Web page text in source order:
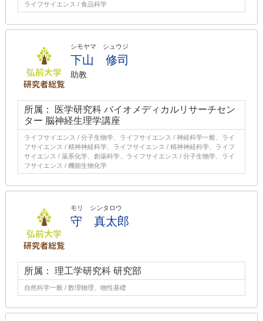
ライフサイエンス / 食品科学
シモヤマ シュウジ
下山 修司
助教
所属： 医学研究科 バイオメディカルリサーチセン
ター 脳神経生理学講座
ライフサイエンス / 分子生物学、ライフサイエンス / 神経科学一般、ライ
フサイエンス / 精神神経科学、ライフサイエンス / 精神神経科学、ライフ
サイエンス / 薬系化学、創薬科学、ライフサイエンス / 分子生物学、ライ
フサイエンス / 機能生物化学
モリ シンタロウ
守 真太郎
所属： 理工学研究科 研究部
自然科学一般 / 数理物理、物性基礎